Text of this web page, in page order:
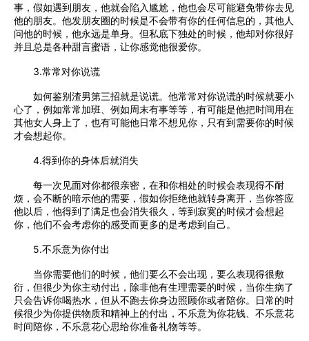
事，假如遇到朋友，他就会陷入尴尬，他也会尽可能避免带你去见
他的朋友。他发朋友圈的时候是不会带有你的任何信息的，其他人
问他的时候，他永远是单身。但私底下独处的时候，他却对你很好
并且总是各种甜言蜜语，让你感觉他很爱你。
3.常常对你说谎
如何鉴别渣男第三招就是说谎。他常常对你说谎的时候就要小
心了，例如常常加班、例如周末有事等等，有可能是他把时间用在
其他女人身上了，也有可能他日常不想见你，只有到需要你的时候
才会想起你。
4.得到你的身体后就消失
每一次见面对你都很亲密，在和你相处的时候会表现得不耐
烦，会不断的暗示他的需要，假如你拒绝他就转身离开，当你答应
他以后，他得到了满足也会消失很久，等到寂寞的时候才会想起
你，他们不会考虑你的感受而更多的是考虑到自己。
5.不乐意为你付出
当你需要他们的时候，他们要么不会出现，要么表现得很敷
衍，但很少为你主动付出，除非他有生理需要的时候，当你生病了
只会告诉你喝热水，但从不跑去你身边照顾你或者陪你。日常的时
候很少为你提供物质和精神上的付出，不乐意为你花钱、不乐意花
时间陪你，不乐意花心思给你准备礼物等等。